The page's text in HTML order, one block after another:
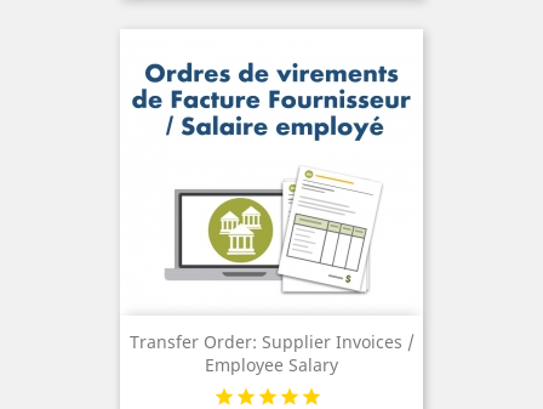
Transfer Order: Supplier Invoices /
Employee Salary